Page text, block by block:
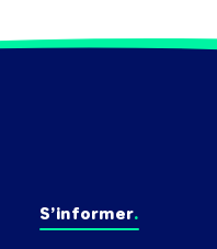
S’informer